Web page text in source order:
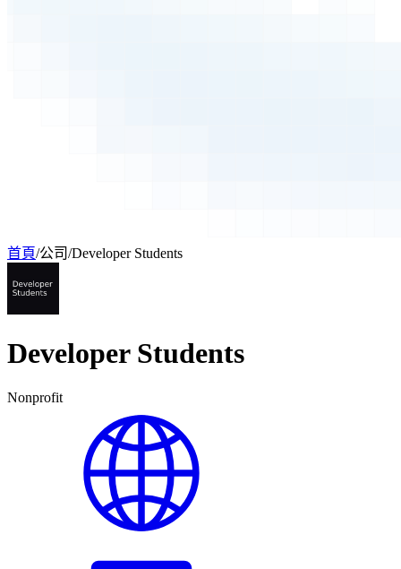
首頁/公司/Developer Students
Developer Students
Nonprofit